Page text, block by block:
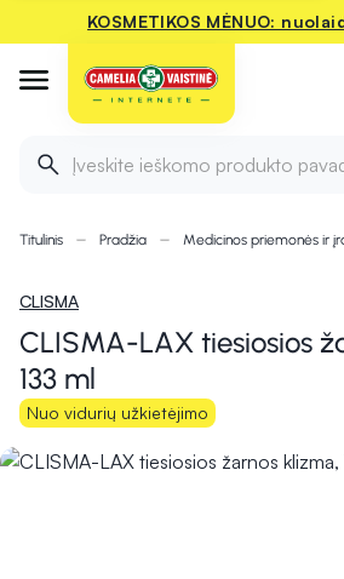
KOSMETIKOS MĖNUO:
Įveskite ieškomo produkto
Titulinis Pradžia Medicinos priemonės ir
CLISMA
CLISMA-LAX tiesiosios
133 ml
Nuo vidurių užkietėjimo